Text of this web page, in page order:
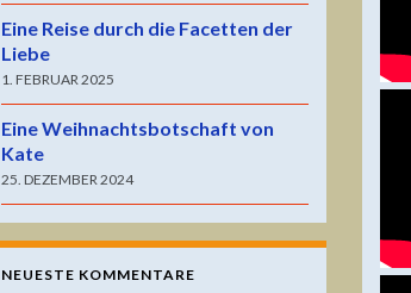
Eine Reise durch die Facetten der
Liebe
1. FEBRUAR 2025
Eine Weihnachtsbotschaft von
Kate
25. DEZEMBER 2024
NEUESTE KOMMENTARE